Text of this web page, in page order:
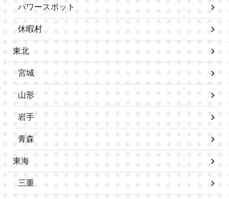
パワースポット
休暇村
東北
宮城
山形
岩手
青森
東海
三重